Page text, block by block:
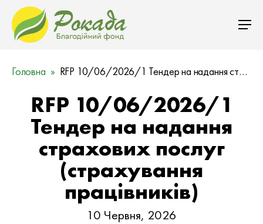
Головна RFP 10/06/2026/1 Тендер на надання страхових послуг (страхування працівників)
RFP 10/06/2026/1
Тендер на надання
страхових послуг
(страхування
працівників)
10 Червня, 2026